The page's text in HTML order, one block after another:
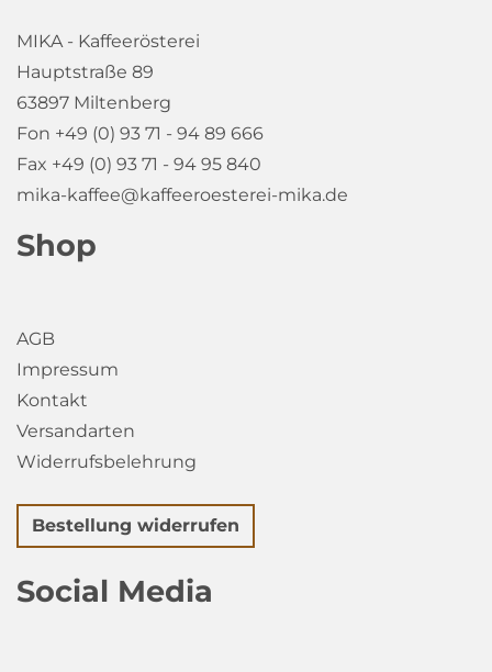
MIKA - Kaffeerösterei
Hauptstraße 89
63897 Miltenberg
Fon +49 (0) 93 71 - 94 89 666
Fax +49 (0) 93 71 - 94 95 840
mika-kaffee@kaffeeroesterei-mika.de
Shop
AGB
Impressum
Kontakt
Versandarten
Widerrufsbelehrung
Bestellung widerrufen
Social Media